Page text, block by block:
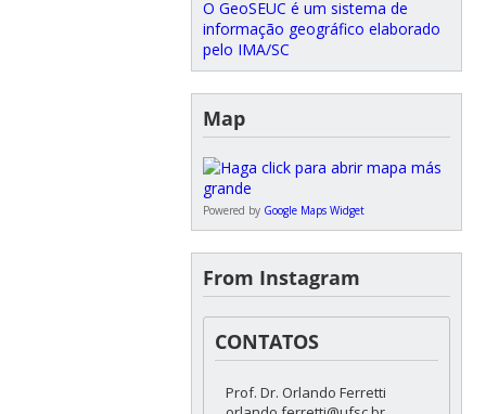
O GeoSEUC é um sistema de
informação geográfico elaborado
pelo IMA/SC
Map
Powered by Google Maps Widget
From Instagram
CONTATOS
Prof. Dr. Orlando Ferretti